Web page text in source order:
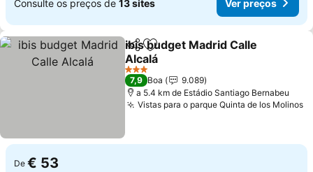
Consulte os preços de 13 sites Ver preços
PartilharAdicionar aos favoritos
ibis budget Madrid Calle
Alcalá
Ver preços
3 Estrelas
7,9 Boa
9.089
a 5.4 km de Estádio Santiago Bernabeu
Vistas para o parque Quinta de los Molinos
De € 53